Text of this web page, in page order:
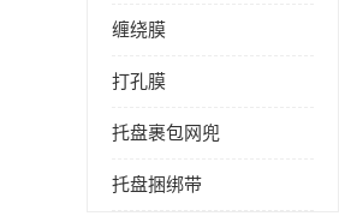
缠绕膜
打孔膜
托盘裹包网兜
托盘捆绑带